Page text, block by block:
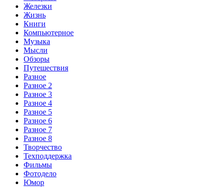
Железки
Жизнь
Книги
Компьютерное
Музыка
Мысли
Обзоры
Путешествия
Разное
Разное 2
Разное 3
Разное 4
Разное 5
Разное 6
Разное 7
Разное 8
Творчество
Техподдержка
Фильмы
Фотодело
Юмор